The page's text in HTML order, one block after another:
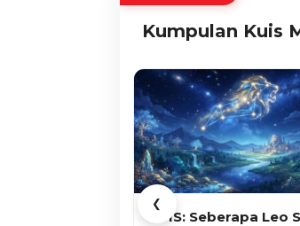
Kumpulan Kuis
❮
KUIS: Seberapa Leo